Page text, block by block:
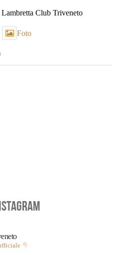
Club Triveneto
Foto